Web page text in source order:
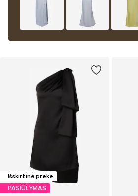
Išskirtinė prekė
PASIŪLYMAS